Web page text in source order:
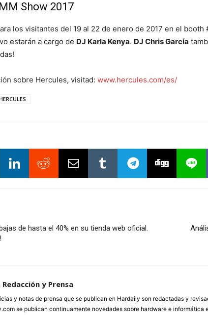
Show 2017
los visitantes del 19 al 22 de enero de 2017 en el
estarán a cargo de DJ Karla Kenya. DJ Chris García
sobre Hercules, visitad: www.hercules.com/es/
de hasta el 40% en su tienda web oficial.
y Prensa
y notas de prensa que se publican en Hardaily son redactadas y
se publican continuamente novedades sobre hardware e